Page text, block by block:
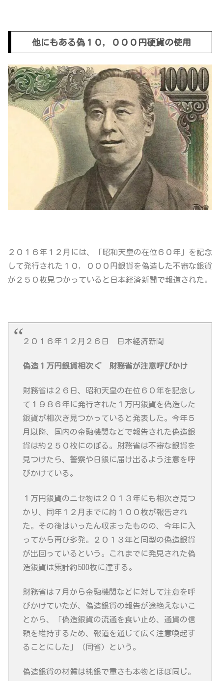
他にもある偽１０，０００円硬貨の使用
２０１６年１２月には、 「昭和天皇の在位６０年」
を記念
して発行された １０，０００円銀貨を偽造した不審な銀貨
が２５０枚見つかっている と日本経済新聞で報道された。
２０１６年１２月２６日 日本経済新聞
偽造１万円銀貨相次ぐ 財務省が注意呼びかけ
財務省は２６日、昭和天皇の在位６０年を記念し
て１９８６年に発行された１万円銀貨を偽造した
銀貨が相次ぎ見つかっていると発表した。今年５
月以降、国内の金融機関などで報告された偽造銀
貨は約２５０枚にのぼる。財務省は不審な銀貨を
見つけたら、警察や日銀に届け出るよう注意を呼
びかけている。
１万円銀貨のニセ物は２０１３年にも相次ぎ見つ
かり、同年１２月までに約１００枚が報告され
た。その後はいったん収まったものの、今年に入
ってから再び多発。２０１３年と同型の偽造銀貨
が出回っているという。これまでに発見された偽
造銀貨は累計約500枚に達する。
財務省は７月から金融機関などに対して注意を呼
びかけていたが、偽造銀貨の報告が途絶えないこ
とから、「偽造銀貨の流通を食い止め、通貨の信
頼を維持するため、報道を通じて広く注意喚起す
ることにした」（同省）という。
偽造銀貨の材質は純銀で重さも本物とほぼ同じ。